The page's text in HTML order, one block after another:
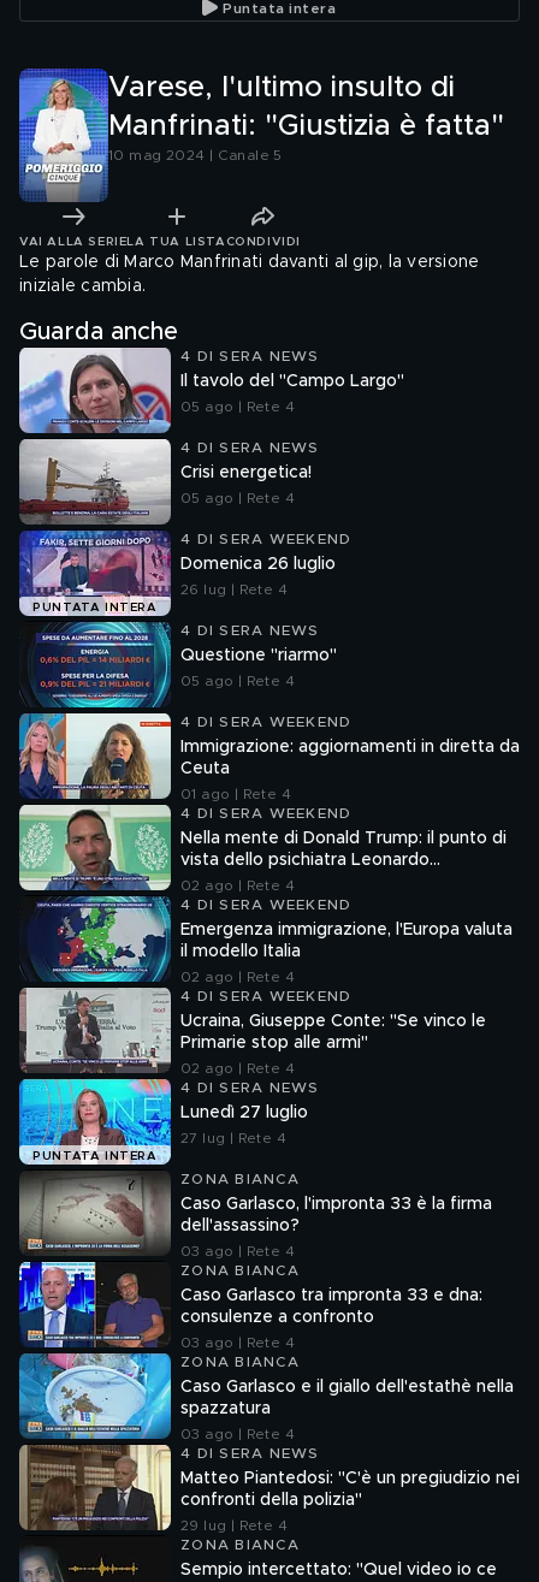
Puntata intera
Varese, l'ultimo insulto di
Manfrinati: "Giustizia è fatta"
10 mag 2024 | Canale 5
VAI ALLA SERIE LA TUA LISTA CONDIVIDI
Le parole di Marco Manfrinati davanti al gip, la versione
iniziale cambia.
Guarda anche
4 DI SERA NEWS
Il tavolo del "Campo Largo"
05 ago | Rete 4
4 DI SERA NEWS
Crisi energetica!
05 ago | Rete 4
PUNTATA INTERA
4 DI SERA WEEKEND
Domenica 26 luglio
26 lug | Rete 4
4 DI SERA NEWS
Questione "riarmo"
05 ago | Rete 4
4 DI SERA WEEKEND
Immigrazione: aggiornamenti in diretta da
Ceuta
01 ago | Rete 4
4 DI SERA WEEKEND
Nella mente di Donald Trump: il punto di
vista dello psichiatra Leonardo
Mendolicchio
02 ago | Rete 4
4 DI SERA WEEKEND
Emergenza immigrazione, l'Europa valuta
il modello Italia
02 ago | Rete 4
4 DI SERA WEEKEND
Ucraina, Giuseppe Conte: "Se vinco le
Primarie stop alle armi"
02 ago | Rete 4
PUNTATA INTERA
4 DI SERA NEWS
Lunedì 27 luglio
27 lug | Rete 4
ZONA BIANCA
Caso Garlasco, l'impronta 33 è la firma
dell'assassino?
03 ago | Rete 4
ZONA BIANCA
Caso Garlasco tra impronta 33 e dna:
consulenze a confronto
03 ago | Rete 4
ZONA BIANCA
Caso Garlasco e il giallo dell'estathè nella
spazzatura
03 ago | Rete 4
4 DI SERA NEWS
Matteo Piantedosi: "C'è un pregiudizio nei
confronti della polizia"
29 lug | Rete 4
ZONA BIANCA
Sempio intercettato: "Quel video io ce